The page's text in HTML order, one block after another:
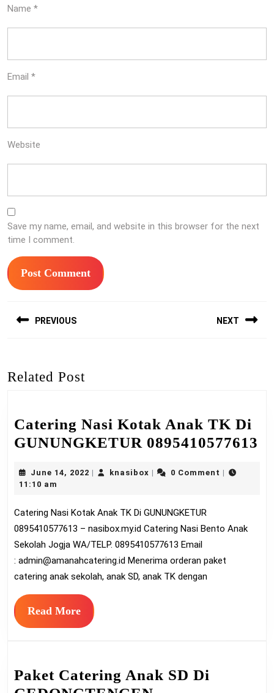
Name *
Email *
Website
Save my name, email, and website in this browser for the next
time I comment.
navigation
PREVIOUS NEXT
Related Post
Catering Nasi Kotak Anak TK Di
GUNUNGKETUR 0895410577613
June 14, 2022 June
| knasiboxknasibox
| 0 Comment |
11:10 am
Catering Nasi Kotak Anak TK Di GUNUNGKETUR
0895410577613 – nasibox.my.id Catering Nasi Bento Anak
Sekolah Jogja WA/TELP. 0895410577613 Email
: admin@amanahcatering.id Menerima orderan paket
catering anak sekolah, anak SD, anak TK dengan
Read MoreRead
More
Paket Catering Anak SD Di